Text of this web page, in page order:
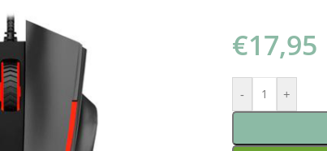
€17,95
- +